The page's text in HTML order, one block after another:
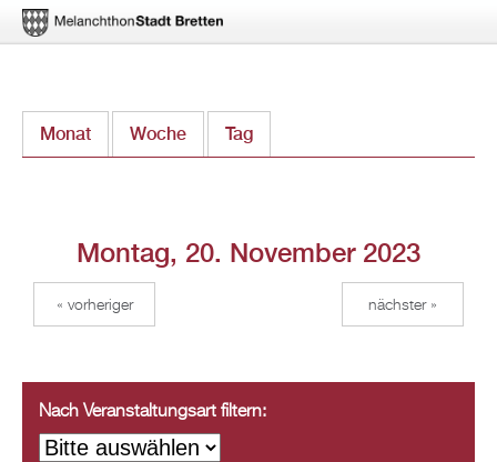
zum
Monat Woche Tag
Montag, 20. November 2023
« vorheriger nächster »
Nach Veranstaltungsart filtern: